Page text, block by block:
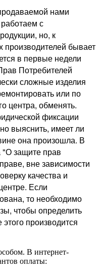
нами
с
но, к
бывает
в первые недели
Потребителей
сложные изделия
или по
центра, обменять.
фиксации
выяснить, имеет ли
она произошла. В
"О защите прав
вне зависимости
качества и
Если
то необходимо
чтобы определить
производится
В интернет-
оплаты: